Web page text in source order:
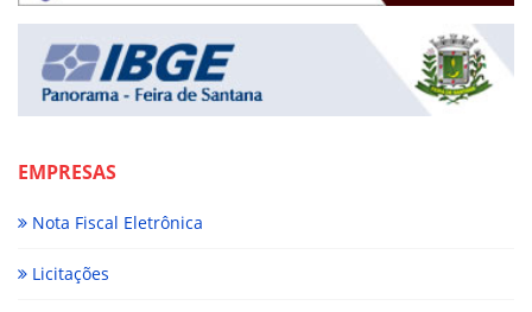
EMPRESAS
Nota Fiscal Eletrônica
Licitações